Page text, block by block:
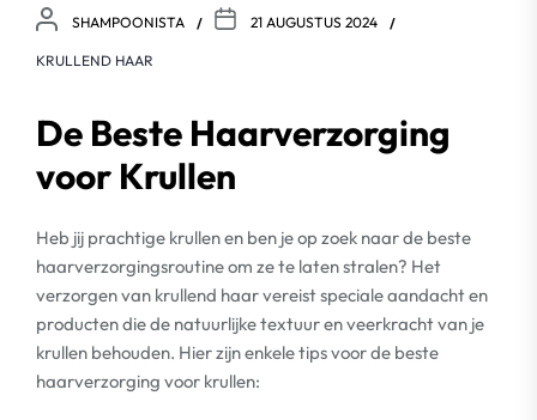
SHAMPOONISTA 21 AUGUSTUS 2024
KRULLEND HAAR
De Beste Haarverzorging
voor Krullen
Heb jij prachtige krullen en ben je op zoek naar de beste
haarverzorgingsroutine om ze te laten stralen? Het
verzorgen van krullend haar vereist speciale aandacht en
producten die de natuurlijke textuur en veerkracht van je
krullen behouden. Hier zijn enkele tips voor de beste
haarverzorging voor krullen: